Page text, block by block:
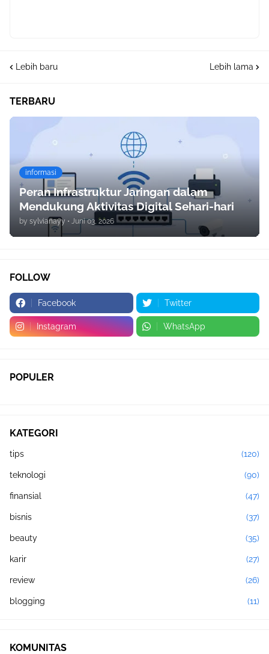
Lebih baru Lebih lama
TERBARU
informasi
Peran Infrastruktur Jaringan dalam
Mendukung Aktivitas Digital Sehari-hari
by sylvianayy • Juni 03, 2026
FOLLOW
Facebook Twitter
Instagram WhatsApp
POPULER
KATEGORI
tips (120)
teknologi (90)
finansial (47)
bisnis (37)
beauty (35)
karir (27)
review (26)
blogging (11)
KOMUNITAS